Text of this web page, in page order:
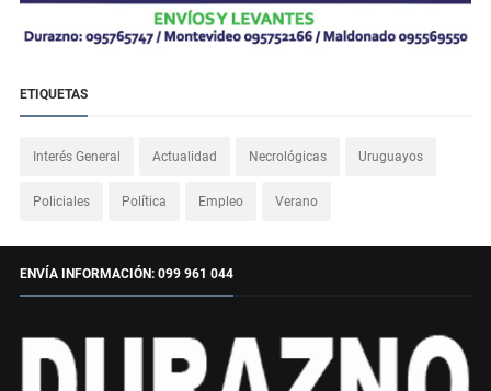
ETIQUETAS
Interés General Actualidad Necrológicas Uruguayos
Policiales Política Empleo Verano
ENVÍA INFORMACIÓN: 099 961 044